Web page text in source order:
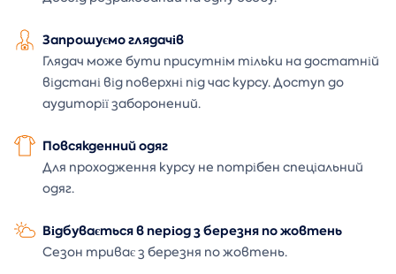
Запрошуємо глядачів
Глядач може бути присутнім тільки на достатній
відстані від поверхні під час курсу. Доступ до
аудиторії заборонений.
Повсякденний одяг
Для проходження курсу не потрібен спеціальний
одяг.
Відбувається в період з березня по жовтень
Сезон триває з березня по жовтень.